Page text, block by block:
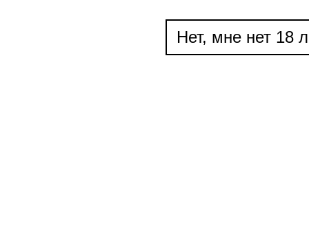
Нет, мне нет 18